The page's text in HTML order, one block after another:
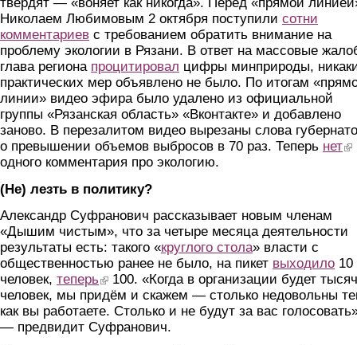
Николаем Любимовым 2 октября поступили сотни
комментариев с требованием обратить внимание на
проблему экологии в Рязани. В ответ на массовые
глава региона процитировал цифры минприроды,
практических мер объявлено не было. По итогам
линии» видео эфира было удалено из официальной
группы «Рязанская область» «Вконтакте» и добавлено
заново. В перезалитом видео вырезаны слова
о превышении объемов выбросов в 70 раз. Теперь нет
одного комментария про экологию.
(Не) лезть в политику?
Александр Суфранович рассказывает новым членам
«Дышим чистым», что за четыре месяца деятельности
результаты есть: такого «круглого стола» власти с
общественностью ранее не было, на пикет выходило 10
человек, теперь (link is external)
100. «Когда в организации будет
человек, мы придём и скажем — столько недовольны
как вы работаете. Столько и не будут за вас
— предвидит Суфранович.